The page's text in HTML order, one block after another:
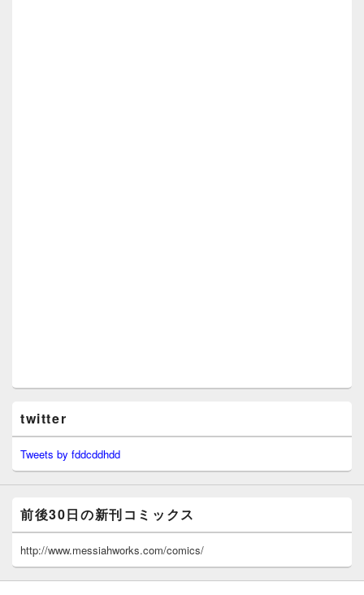
twitter
Tweets by fddcddhdd
前後30日の新刊コミックス
http://www.messiahworks.com/comics/